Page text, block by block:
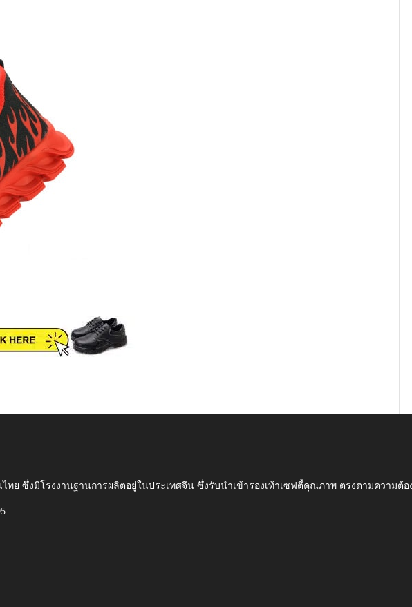
ไทย ซึ่งมีโรงงานฐานการผลิตอยู่ในประเทศจีน ซึ่งรับนำเข้ารองเท้าเซฟตี้คุณภาพ ตรงตามความ